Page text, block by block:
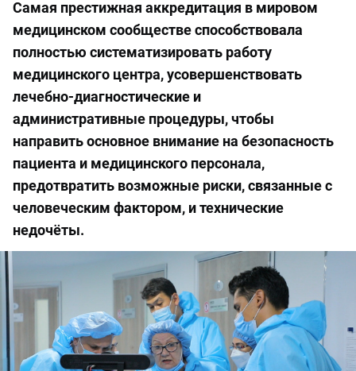
Самая престижная аккредитация в мировом
медицинском сообществе способствовала
полностью систематизировать работу
медицинского центра, усовершенствовать
лечебно-диагностические и
административные процедуры, чтобы
направить основное внимание на безопасность
пациента и медицинского персонала,
предотвратить возможные риски, связанные с
человеческим фактором, и технические
недочёты.